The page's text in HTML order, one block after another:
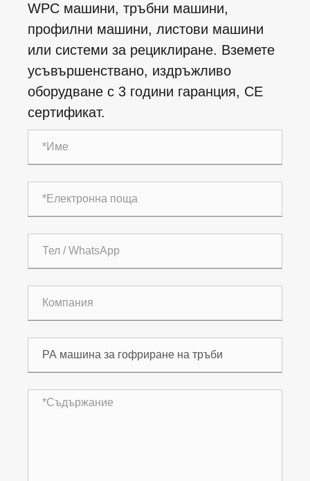
WPC машини, тръбни машини,
профилни машини, листови машини
или системи за рециклиране. Вземете
усъвършенствано, издръжливо
оборудване с 3 години гаранция, CE
сертификат.